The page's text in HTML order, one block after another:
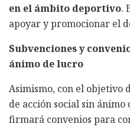
en el ámbito deportivo.
apoyar y promocionar el
Subvenciones y
ánimo de lucro
Asimismo, con el objetivo
de acción social sin
firmará convenios para